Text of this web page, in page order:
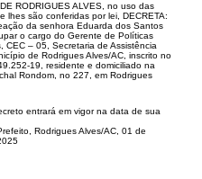
RODRIGUES ALVES, no uso das
lhes são conferidas por lei, DECRETA:
da senhora Eduarda dos Santos
o cargo do Gerente de Políticas
CEC – 05, Secretaria de Assistência
de Rodrigues Alves/AC, inscrito no
19, residente e domiciliado na
Rondom, no 227, em Rodrigues
entrará em vigor na data de sua
Rodrigues Alves/AC, 01 de